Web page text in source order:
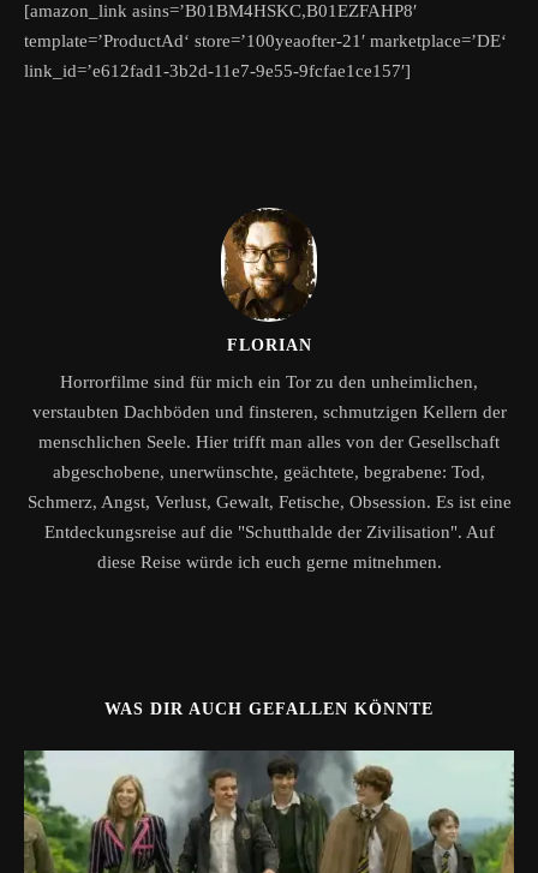
[amazon_link asins=’B01BM4HSKC,B01EZFAHP8′
template=’ProductAd‘ store=’100yeaofter-21′ marketplace=’DE‘
link_id=’e612fad1-3b2d-11e7-9e55-9fcfae1ce157′]
FLORIAN
Horrorfilme sind für mich ein Tor zu den unheimlichen,
verstaubten Dachböden und finsteren, schmutzigen Kellern der
menschlichen Seele. Hier trifft man alles von der Gesellschaft
abgeschobene, unerwünschte, geächtete, begrabene: Tod,
Schmerz, Angst, Verlust, Gewalt, Fetische, Obsession. Es ist eine
Entdeckungsreise auf die "Schutthalde der Zivilisation". Auf
diese Reise würde ich euch gerne mitnehmen.
WAS DIR AUCH GEFALLEN KÖNNTE